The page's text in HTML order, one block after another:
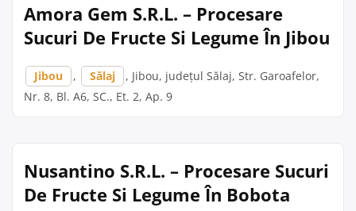
Amora Gem S.R.L. – Procesare
Sucuri De Fructe Si Legume În Jibou
Jibou , Sălaj
, Jibou, județul Sălaj, Str. Garoafelor,
Nr. 8, Bl. A6, SC., Et. 2, Ap. 9
Nusantino S.R.L. – Procesare Sucuri
De Fructe Si Legume În Bobota